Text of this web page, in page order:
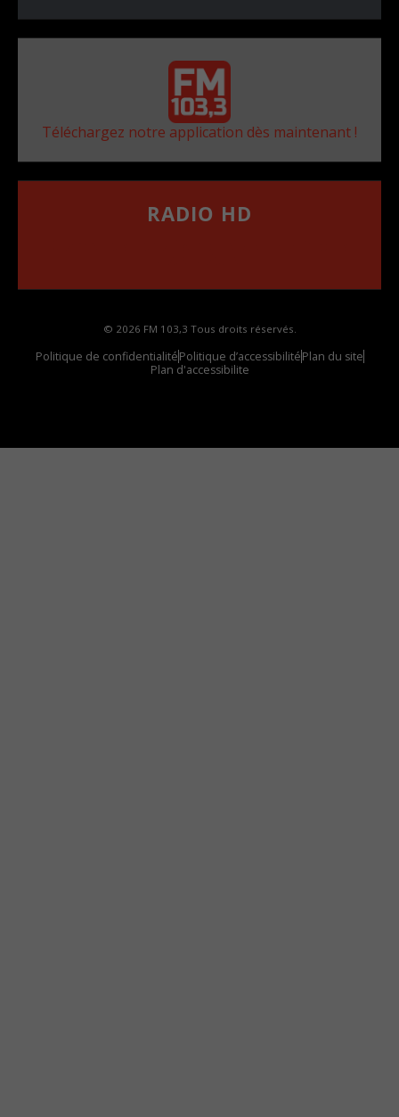
Téléchargez notre application dès maintenant !
RADIO HD
© 2026 FM 103,3 Tous droits réservés.
Politique de confidentialitéPolitique d’accessibilitéPlan du site
Plan d'accessibilite